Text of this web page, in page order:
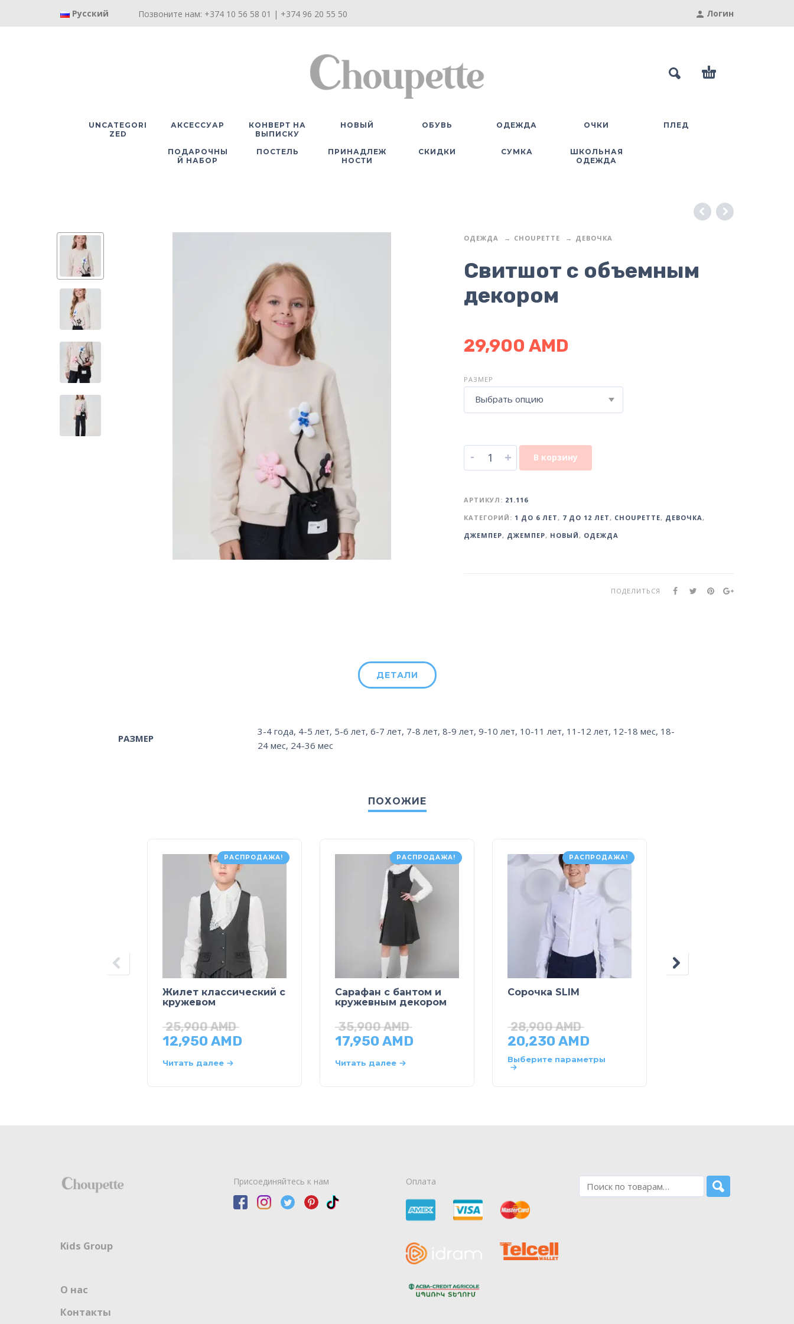
Логин
Русский Позвоните нам: +374 10 56 58 01 | +374 96 20 55 50
UNCATEGORI
ZED
АКСЕССУАР
КОНВЕРТ НА
ВЫПИСКУ
НОВЫЙ ОБУВЬ ОДЕЖДА ОЧКИ ПЛЕД
ПОДАРОЧНЫ
Й НАБОР
ПОСТЕЛЬ
ПРИНАДЛЕЖ
НОСТИ
СКИДКИ СУМКА
ШКОЛЬНАЯ
ОДЕЖДА
ОДЕЖДА CHOUPETTE ДЕВОЧКА
Свитшот с объемным
декором
29,900 AMD
РАЗМЕР
Выбрать опцию
- + В корзину
АРТИКУЛ: 21.116
КАТЕГОРИЙ: 1 ДО 6 ЛЕТ , 7 ДО 12 ЛЕТ , CHOUPETTE, ДЕВОЧКА ,
ДЖЕМПЕР, ДЖЕМПЕР, НОВЫЙ , ОДЕЖДА
ПОДЕЛИТЬСЯ
ДЕТАЛИ
РАЗМЕР
3-4 года, 4-5 лет, 5-6 лет, 6-7 лет, 7-8 лет, 8-9 лет, 9-10 лет, 10-11 лет, 11-12 лет, 12-18 мес, 18-
24 мес, 24-36 мес
ПОХОЖИЕ
РАСПРОДАЖА!
Жилет классический с
кружевом
25,900AMD
12,950 AMD
Читать далее
РАСПРОДАЖА!
Сарафан с бантом и
кружевным декором
35,900AMD
17,950 AMD
Читать далее
РАСПРОДАЖА!
Сорочка SLIM
28,900AMD
20,230 AMD
Выберите параметры
Kids Group
О нас
Контакты
Присоединяйтесь к нам Оплата